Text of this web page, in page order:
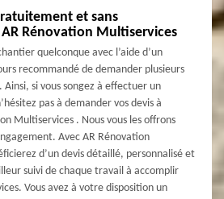
et sans
Rénovation Multiservices
quelconque avec l’aide d’un
recommandé de demander plusieurs
si vous songez à effectuer un
pas à demander vos devis à
Multiservices . Nous vous les offrons
Avec AR Rénovation
d’un devis détaillé, personnalisé et
suivi de chaque travail à accomplir
Vous avez à votre disposition un